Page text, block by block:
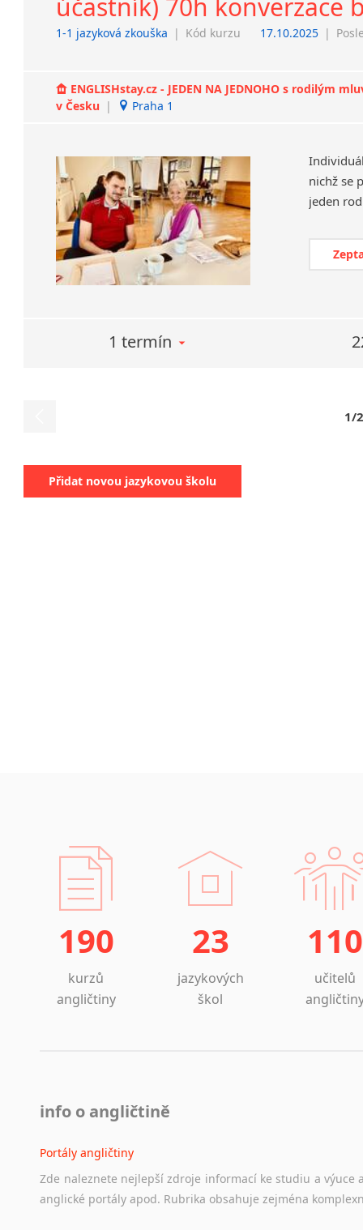
účastník) 70h konverzace
1-1 jazyková zkouška | Kód kurzu 17.10.2025 |
ENGLISHstay.cz - JEDEN NA JEDNOHO s rodilým
v Česku | Praha 1
nichž se
1 termín
1/2
Přidat novou jazykovou školu
190
kurzů
angličtiny
23
jazykových
škol
110
učitelů
info o angličtině
Portály angličtiny
Zde naleznete nejlepší zdroje informací ke studiu a výuce
anglické portály apod. Rubrika obsahuje zejména